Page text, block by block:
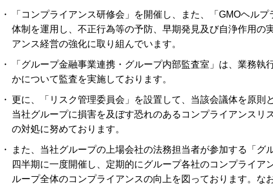
「コンプライアンス研修会」を開催し、また、「GMOヘル
体制を運用し、不正行為等の予防、早期発見及び自浄作用の
アンス経営の強化に取り組んでいます。
「グループ金融事業連携・グループ内部監査室」は、業務執
かについて監査を実施しております。
更に、「リスク管理委員会」を設置して、当該会議体を原則
当社グループに損害を及ぼす恐れのあるコンプライアンスリ
の対処に努めております。
また、当社グループの上場会社の法務担当者が参加する「グ
四半期に一度開催し、定期的にグループ各社のコンプライア
ループ全体のコンプライアンスの向上を図っております。な